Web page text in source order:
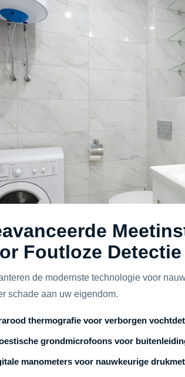
Foutloze Detectie
de modernste technologie voor
schade aan uw eigendom.
thermografie voor verborgen
grondmicrofoons voor
manometers voor nauwkeurige